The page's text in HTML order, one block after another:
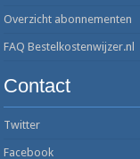
Overzicht abonnementen
FAQ Bestelkostenwijzer.nl
Contact
Twitter
Facebook